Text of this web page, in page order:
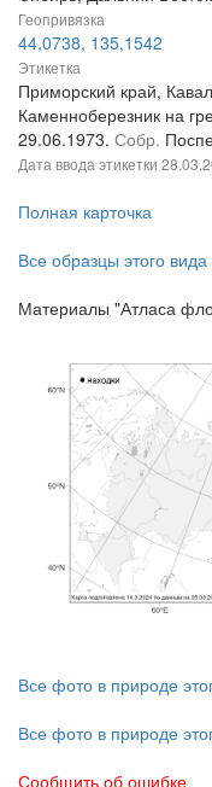
Геопривязка
44,0738, 135,1542
Этикетка
Приморский край,
Каменноберезник на
29.06.1973. Собр.
Дата ввода этикетки
Полная карточка
Все образцы этого вида
Материалы "Атласа
Все фото в природе
Все фото в природе
Сообщить об ошибке